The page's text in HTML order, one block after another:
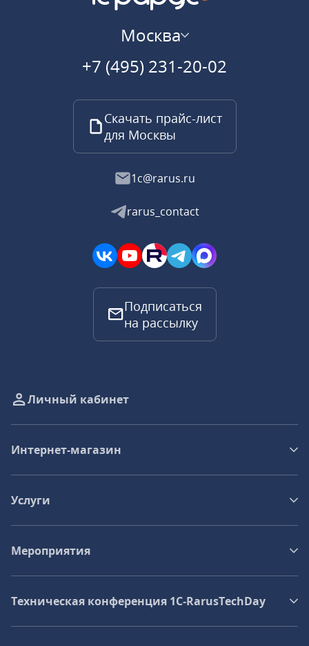
Москва
+7 (495) 231-20-02
Скачать прайс-лист
для Москвы
1c@rarus.ru
rarus_contact
Подписаться
на рассылку
Личный кабинет
Интернет-магазин
Услуги
Мероприятия
Техническая конференция 1C‑RarusTechDay